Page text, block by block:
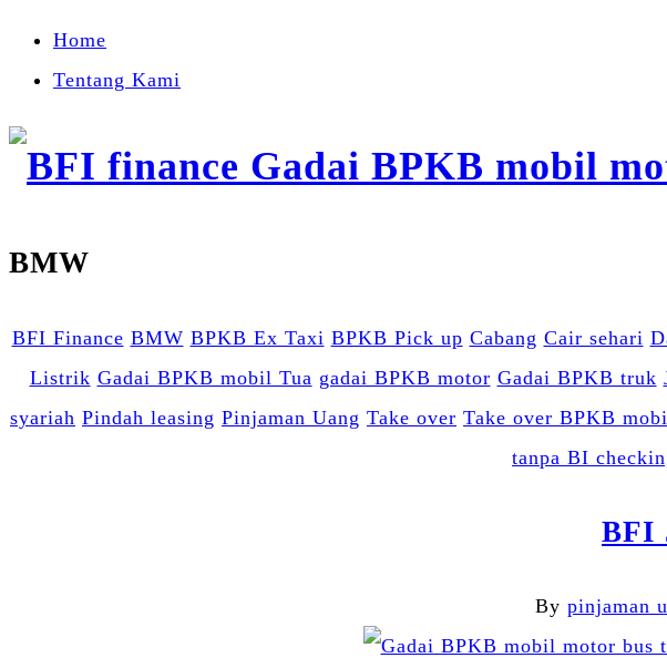
Home
Tentang Kami
BMW
BFI Finance BMW BPKB Ex Taxi BPKB Pick up Cabang Cair sehari
Listrik Gadai BPKB mobil Tua gadai BPKB motor Gadai BPKB truk
syariah Pindah leasing Pinjaman Uang Take over Take over BPKB
tanpa BI
BFI
By pinjaman